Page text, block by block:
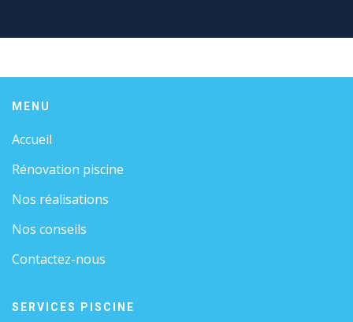
MENU
Accueil
Rénovation piscine
Nos réalisations
Nos conseils
Contactez-nous
SERVICES PISCINE